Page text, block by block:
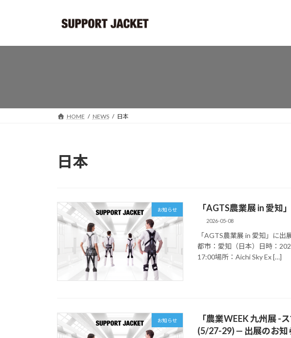
プ
動
HOME NEWS 日本
日本
お知らせ 「AGTS農業展 in 愛
2026-05-08
「AGTS農業展 in 愛知」に出
都市：愛知（日本）日時：
17:00場所：Aichi Sky Ex […]
お知らせ
「農業WEEK 九州展 -
(5/27-29) — 出展のお知